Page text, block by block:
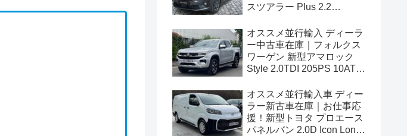
スツアラー Plus 2.2
ドル
オススメ並行輸入 ディーラ
ー中古車在庫｜フォルクス
ワーゲン 新型アマロック
Style 2.0TDI 205PS 10AT
オススメ並行輸入車 ディー
ラー新古車在庫｜お仕事応
援！新型トヨタ プロエース
パネルバン 2.0D Icon Long